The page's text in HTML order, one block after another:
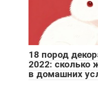
18 пород
2022: сколько
в домашних